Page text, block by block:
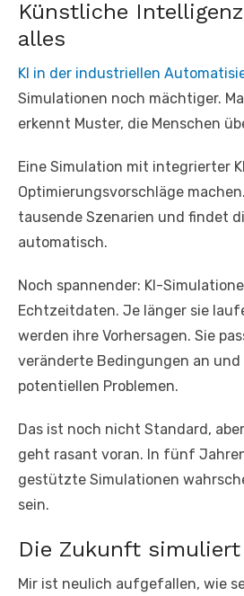
Künstliche
alles
KI in der industriellen
Simulationen noch mächtiger.
erkennt Muster, die Menschen
Eine Simulation mit integrierter
Optimierungsvorschläge
tausende Szenarien und findet
automatisch.
Noch spannender: KI-
Echtzeitdaten. Je länger sie
werden ihre Vorhersagen. Sie
veränderte Bedingungen an und
potentiellen Problemen.
Das ist noch nicht Standard,
geht rasant voran. In fünf
gestützte Simulationen
sein.
Die Zukunft
Mir ist neulich aufgefallen, wie